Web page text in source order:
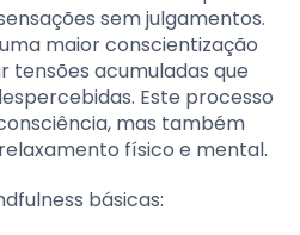
sem julgamentos.
maior conscientização
acumuladas que
Este processo
mas também
físico e mental.
básicas: